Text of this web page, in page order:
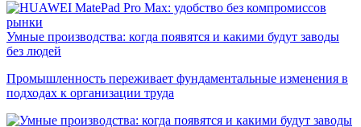
рынки
Умные производства: когда появятся и какими будут заводы
без людей
Промышленность переживает фундаментальные изменения в
подходах к организации труда